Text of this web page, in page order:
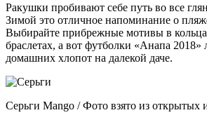
Ракушки пробивают себе путь во все
Зимой это отличное напоминание о
Выбирайте прибрежные мотивы в
браслетах, а вот футболки «Анапа 2018»
домашних хлопот на далекой даче.
Серьги Mango / Фото взято из открытых